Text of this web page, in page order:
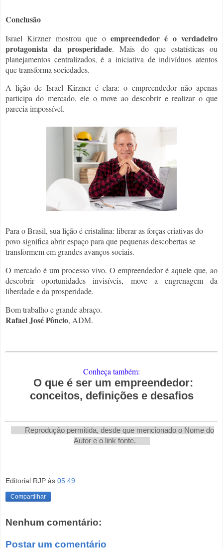
Conclusão
Israel Kirzner mostrou que o empreendedor é o verdadeiro
protagonista da prosperidade. Mais do que estatísticas ou
planejamentos centralizados, é a iniciativa de indivíduos atentos
que transforma sociedades.
A lição de Israel Kirzner é clara: o empreendedor não apenas
participa do mercado, ele o move ao descobrir e realizar o que
parecia impossível.
Para o Brasil, sua lição é cristalina: liberar as forças criativas do
povo significa abrir espaço para que pequenas descobertas se
transformem em grandes avanços sociais.
O mercado é um processo vivo. O empreendedor é aquele que, ao
descobrir oportunidades invisíveis, move a engrenagem da
liberdade e da prosperidade.
Bom trabalho e grande abraço.
Rafael José Pôncio, ADM.
Conheça também:
O que é ser um empreendedor:
conceitos, definições e desafios
Reprodução permitida, desde que mencionado o Nome do
Autor e o link fonte.
Editorial RJP às 05:49
Compartilhar
Nenhum comentário:
Postar um comentário